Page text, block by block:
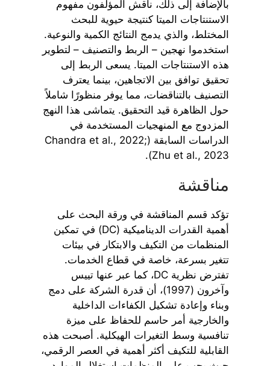
بالإضافة إلى ذلك، ناقش المؤلفون مفهوم
الاستنتاجات الميتا كنتيجة حيوية للبحث
المختلط، والذي يدمج النتائج الكمية والنوعية.
استخدموا نهجين – الربط والتصنيف – لتطوير
هذه الاستنتاجات الميتا. يسعى الربط إلى
تحقيق توافق بين الاتجاهين، بينما يعترف
التصنيف بالتناقضات، مما يوفر منظورًا شاملاً
حول الظاهرة قيد التحقيق. يتماشى هذا النهج
المزدوج مع المنهجيات المستخدمة في
الدراسات السابقة (Chandra et al., 2022;
Zhu et al., 2023).
مناقشة
تؤكد قسم المناقشة في ورقة البحث على
أهمية القدرات الديناميكية (DC) في تمكين
المنظمات من التكيف والابتكار في بيئات
تتغير بسرعة، خاصة في قطاع الخدمات.
تفترض نظرية DC، كما عبر عنها تييس
وآخرون (1997)، أن قدرة الشركة على دمج
وبناء وإعادة تشكيل الكفاءات الداخلية
والخارجية أمر حاسم للحفاظ على ميزة
تنافسية وسط التغيرات الهيكلية. أصبحت هذه
القابلية للتكيف أكثر أهمية في العصر الرقمي،